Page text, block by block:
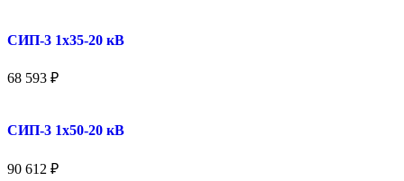
СИП-3 1x35-20 кВ
68 593 ₽
СИП-3 1x50-20 кВ
90 612 ₽